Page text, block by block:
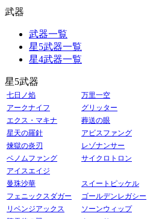
武器
武器一覧
星5武器一覧
星4武器一覧
星5武器
七日ノ焰
万里一空
アークナイフ
グリッター
エクス・マキナ
葬送の眼
星天の羅針
アビスファング
煉獄の炎刃
レゾナンサー
ベノムファング
サイクロトロン
アイスエイジ
曼珠沙華
スイートピッケル
フェニックスダガー
ゴールデンレガシー
リベンジアックス
ソーンウィップ